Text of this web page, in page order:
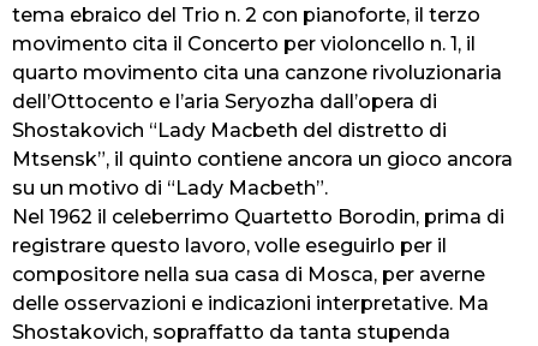
tema ebraico del Trio n. 2 con pianoforte, il terzo
movimento cita il Concerto per violoncello n. 1, il
quarto movimento cita una canzone rivoluzionaria
dell’Ottocento e l’aria Seryozha dall’opera di
Shostakovich “Lady Macbeth del distretto di
Mtsensk”, il quinto contiene ancora un gioco ancora
su un motivo di “Lady Macbeth”.
Nel 1962 il celeberrimo Quartetto Borodin, prima di
registrare questo lavoro, volle eseguirlo per il
compositore nella sua casa di Mosca, per averne
delle osservazioni e indicazioni interpretative. Ma
Shostakovich, sopraffatto da tanta stupenda